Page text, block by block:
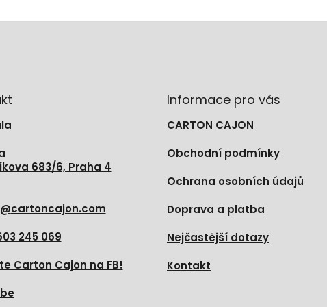
683/6, Praha 4
@cartoncajon.com
245 069
Carton Cajon na FB!
Informace pro vás
CARTON CAJON
Obchodní podmínky
Ochrana osobních údajů
Doprava a platba
Nejčastější dotazy
Kontakt